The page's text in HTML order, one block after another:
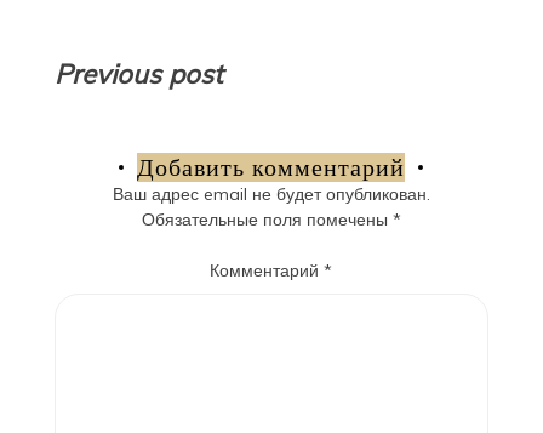
Навигация
записям
Previous post
Добавить комментарий
Ваш адрес email не будет опубликован.
Обязательные поля помечены *
Комментарий*